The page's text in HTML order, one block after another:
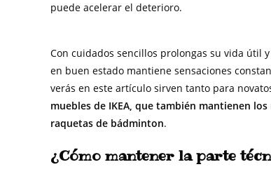
puede acelerar el deterioro.
Con cuidados sencillos prolongas su vida útil
en buen estado mantiene sensaciones
verás en este artículo sirven tanto para
muebles de IKEA, que también mantienen
raquetas de bádminton.
¿Cómo mantener la parte